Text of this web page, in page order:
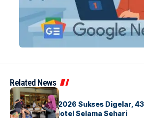
Related News
BERITAINDEX
GM For A Day 2026 Sukses Digelar,
Operasional Hotel Selama Sehari